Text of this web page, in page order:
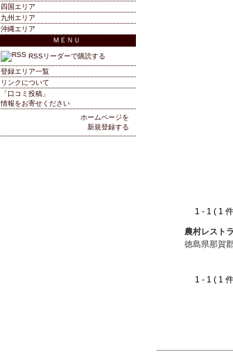
1 - 1 ( 1
農村レスト
徳島県那賀
1 - 1 ( 1
四国エリア
九州エリア
沖縄エリア
ＭＥＮＵ
RSSリーダーで購読する
登録エリア一覧
リンクについて
「口コミ投稿」
情報をお寄せください
ホームページを
新規登録する